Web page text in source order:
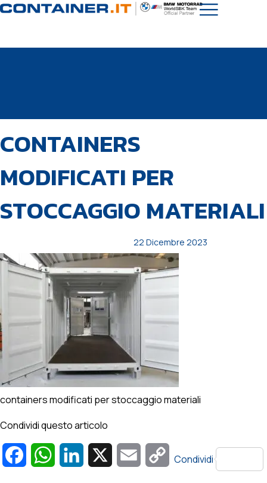
IN:
CONTAINERS
MODIFICATI PER
STOCCAGGIO MATERIALI
il:
22 Dicembre 2023
containers modificati per stoccaggio materiali
Condividi questo articolo
FacebookWhatsAppLinkedIn Email
Copy
Condividi